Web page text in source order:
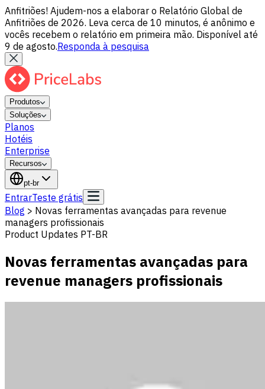
Anfitriões! Ajudem-nos a elaborar o Relatório Global de
Anfitriões de 2026. Leva cerca de 10 minutos, é anônimo e
vocês recebem o relatório em primeira mão. Disponível até
9 de agosto.Responda à pesquisa
Produtos
Soluções
Planos
Hotéis
Enterprise
Recursos
pt-br
EntrarTeste grátis
Blog > Novas ferramentas avançadas para revenue
managers profissionais
Product Updates PT-BR
Novas ferramentas avançadas para
revenue managers profissionais